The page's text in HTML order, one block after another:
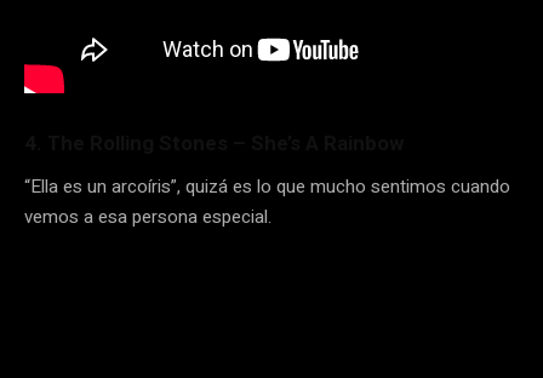
“Ella es un arcoíris”, quizá es lo que mucho sentimos cuando
vemos a esa persona especial.